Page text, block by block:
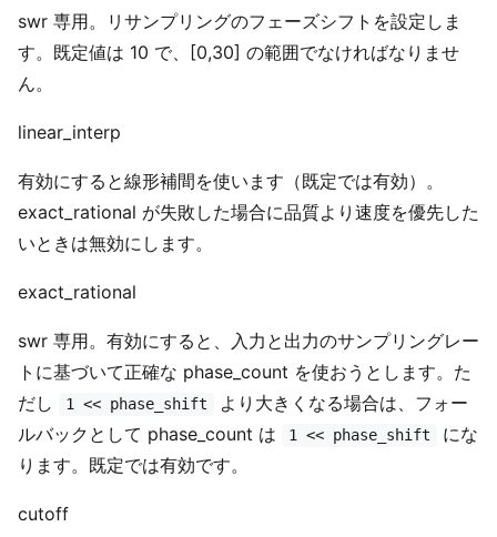
swr 専用。リサンプリングのフェーズシフトを設定しま
す。既定値は 10 で、[0,30] の範囲でなければなりませ
ん。
linear_interp
有効にすると線形補間を使います（既定では有効）。
exact_rational が失敗した場合に品質より速度を優先した
いときは無効にします。
exact_rational
swr 専用。有効にすると、入力と出力のサンプリングレー
トに基づいて正確な phase_count を使おうとします。た
だし
1 << phase_shift
より大きくなる場合は、フォー
ルバックとして phase_count は
1 << phase_shift
にな
ります。既定では有効です。
cutoff